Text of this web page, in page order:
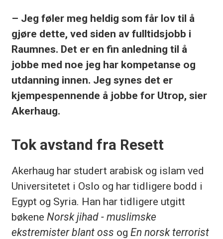
– Jeg føler meg heldig som får lov til å
gjøre dette, ved siden av fulltidsjobb i
Raumnes. Det er en fin anledning til å
jobbe med noe jeg har kompetanse og
utdanning innen. Jeg synes det er
kjempespennende å jobbe for Utrop, sier
Akerhaug.
Tok avstand fra Resett
Akerhaug har studert arabisk og islam ved
Universitetet i Oslo og har tidligere bodd i
Egypt og Syria. Han har tidligere utgitt
bøkene Norsk jihad - muslimske
ekstremister blant oss og En norsk terrorist